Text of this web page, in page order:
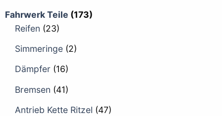
Fahrwerk Teile (173)
Reifen (23)
Simmeringe (2)
Dämpfer (16)
Bremsen (41)
Antrieb Kette Ritzel (47)